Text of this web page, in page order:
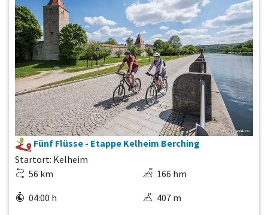
Fünf Flüsse - Etappe Kelheim Berching
Startort: Kelheim
56 km
04:00 h
166 hm
407 m